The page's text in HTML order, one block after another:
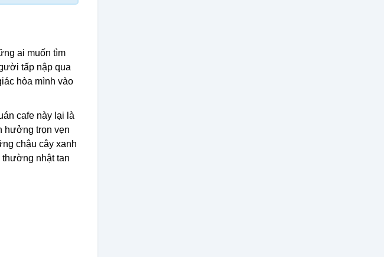
ai muốn tìm
tấp nập qua
hòa mình vào
cafe này lại là
hưởng trọn vẹn
chậu cây xanh
thường nhật tan